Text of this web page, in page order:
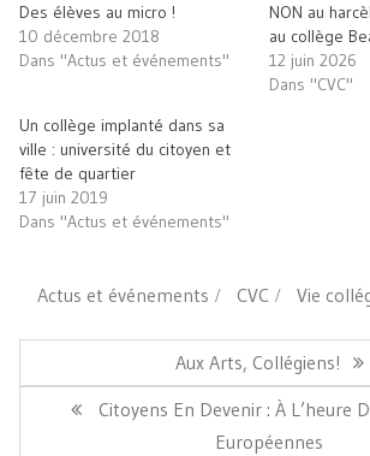
ami(ouvre
dans
nouvelle
fenêtre)
Des élèves au micro !
10 décembre 2018
Dans "Actus et événements"
NON au
au collège
12 juin 2026
Dans "CVC"
Un collège implanté dans sa
ville : université du citoyen et
fête de quartier
17 juin 2019
Dans "Actus et événements"
Actus et événements CVC Vie
l’article
Article
Précédent:
Aux Arts, Collégiens!
Article
Citoyens En Devenir : À L’heure
Européennes